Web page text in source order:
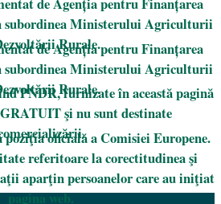
Ministerului Agriculturii
Rurale.
de Agenția pentru Finanțarea
Ministerului Agriculturii
Rurale.
PNDR, furnizate în această pagină
şi nu sunt destinate
poziţia oficială a Comisiei Europene.
referitoare la corectitudinea şi
aparţin persoanelor care au iniţiat
pagina web.